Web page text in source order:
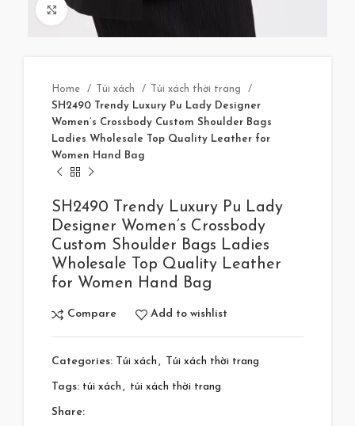
Click to enlarge
Home Túi xách
Túi xách thời trang
SH2490 Trendy Luxury Pu Lady Designer
Women’s Crossbody Custom Shoulder Bags
Ladies Wholesale Top Quality Leather for
Women Hand Bag
SH2490 Trendy Luxury Pu Lady
Designer Women’s Crossbody
Custom Shoulder Bags Ladies
Wholesale Top Quality Leather
for Women Hand Bag
Compare Add to wishlist
Categories: Túi xách , Túi xách thời trang
Tags: túi xách , túi xách thời trang
Share: